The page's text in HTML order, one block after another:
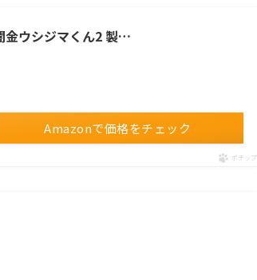
金ウシジマくん2 製…
Amazonで価格をチェック
ポチップ